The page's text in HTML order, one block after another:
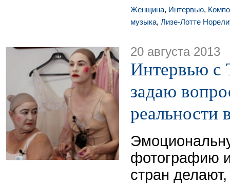
Женщина, Интервью,
музыка, Лизе-Лотте
20 августа 2013
Интервью с
задаю
реальности
фотографию
стран